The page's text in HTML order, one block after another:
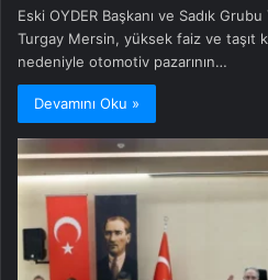
Eski OYDER Başkanı ve Sadık
Turgay Mersin, yüksek faiz ve taşıt
nedeniyle otomotiv pazarının…
Devamını Oku »